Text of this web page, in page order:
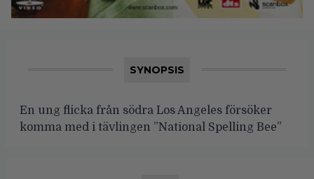
SYNOPSIS
En ung flicka från södra Los Angeles försöker
komma med i tävlingen ”National Spelling Bee”